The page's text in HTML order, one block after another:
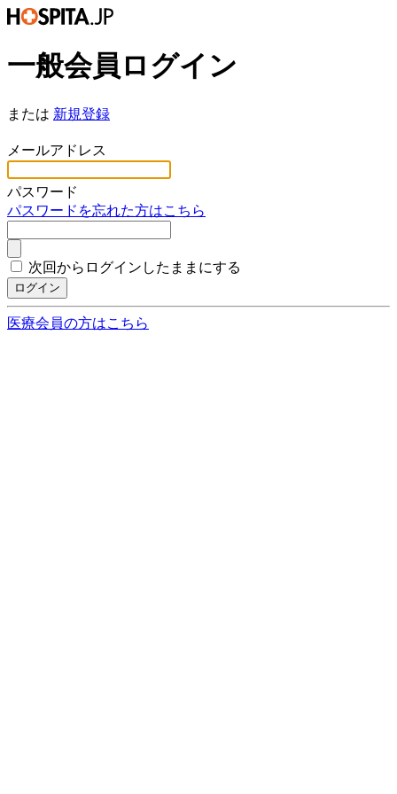
一般会員ログイン
または 新規登録
メールアドレス
パスワード
パスワードを忘れた方はこちら
次回からログインしたままにする
ログイン
医療会員の方はこちら